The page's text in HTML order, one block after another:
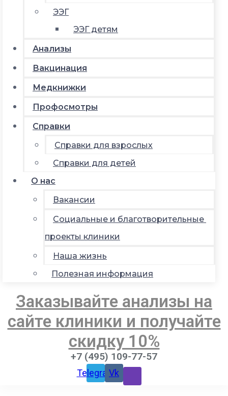
ЭЭГ
ЭЭГ детям
Анализы
Вакцинация
Медкнижки
Профосмотры
Справки
Справки для взрослых
Справки для детей
О нас
Вакансии
Социальные и благотворительные
проекты клиники
Наша жизнь
Полезная информация
Заказывайте анализы на
сайте клиники и получайте
скидку 10%
+7 (495) 109-77-57
TelegramVk